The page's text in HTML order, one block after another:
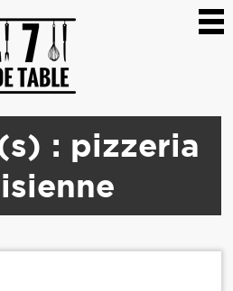
: pizzeria